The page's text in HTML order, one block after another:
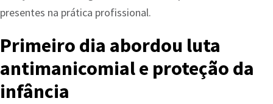
presentes na prática profissional.
Primeiro dia abordou luta
antimanicomial e proteção da
infância